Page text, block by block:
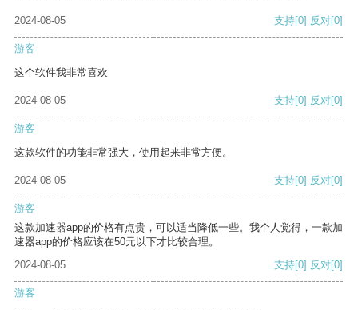
2024-08-05 支持[0] 反对[0]
游客
这个软件我非常喜欢
2024-08-05 支持[0] 反对[0]
游客
这款软件的功能非常强大，使用起来非常方便。
2024-08-05 支持[0] 反对[0]
游客
这款加速器app的价格有点贵，可以适当降低一些。我个人觉得，一款加
速器app的价格应该在50元以下才比较合理。
2024-08-05
支持[0] 反对[0]
游客